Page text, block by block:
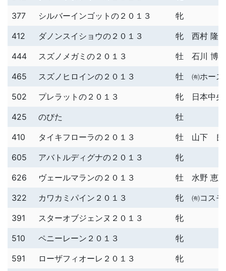
377
シルバーインゴットの２０１３
牝
412
ダノンスイショウの２０１３ 牝
西村 隆平
444
スズノメガミの２０１３ 牡
石川 博
465
スズノヒロインの２０１３ 牡
㈲ホー
502
プレラットの２０１３ 牝
日本中
425
のびた
牡
410
タイキフローラの２０１３ 牡
山下 良
605
アバトルディグナの２０１３
牝
626
ヴェールマランの２０１３ 牡
水野 恵吉
322
カワカミパイン２０１３ 牝
㈲コス
391
スターオブジェンヌ２０１３
牝
510
ペニーレーン２０１３
牝
591
ローザフィオーレ２０１３
牝